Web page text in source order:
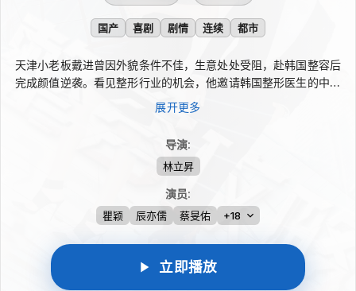
国产 喜剧 剧情 连续 都市
天津小老板戴进曾因外貌条件不佳，生意处处受阻，赴韩国整容后
完成颜值逆袭。看见整形行业的机会，他邀请韩国整形医生的中国
助理贾帅回国创业，并招来陈小悠、苏然、秦昊、刘春花等伙伴。
来自不同地域、性格各异的众人，在整形医院接待形形色色的求美
展开更多
导演:
林立昇
演员:
瞿颖 辰亦儒 蔡旻佑 +18
立即播放